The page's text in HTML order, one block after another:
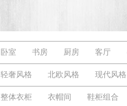
卧室 书房 厨房 客厅
轻奢风格 北欧风格 现代风格
整体衣柜 衣帽间 鞋柜组合